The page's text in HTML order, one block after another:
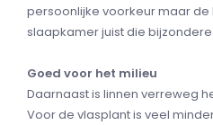
persoonlijke voorkeur maar de
slaapkamer juist die
Goed voor het milieu
Daarnaast is linnen verreweg
Voor de vlasplant is veel